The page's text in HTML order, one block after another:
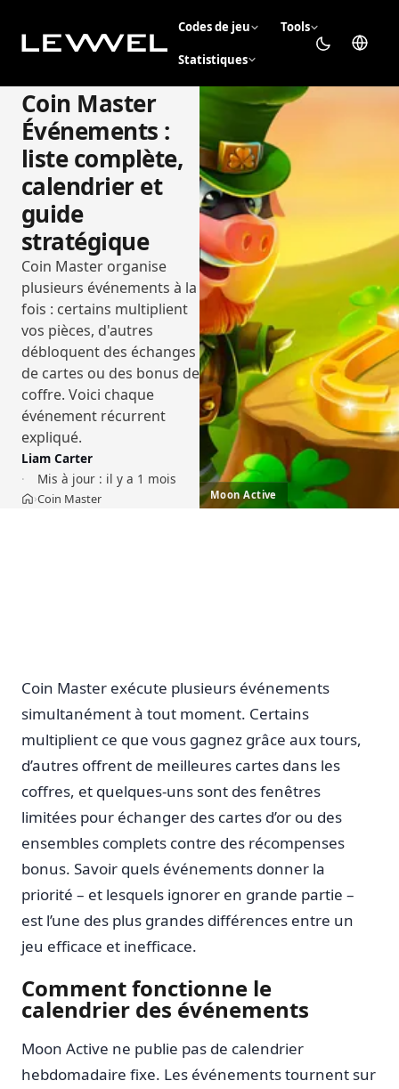
Codes de jeu Tools
Statistiques
Coin Master
Événements :
liste complète,
calendrier et
guide
stratégique
Coin Master organise
plusieurs événements à la
fois : certains multiplient
vos pièces, d'autres
débloquent des échanges
de cartes ou des bonus de
coffre. Voici chaque
événement récurrent
expliqué.
Liam Carter
Mis à jour : il y a 1 mois
Accueil
›Coin Master Moon Active
Coin Master exécute plusieurs événements
simultanément à tout moment. Certains
multiplient ce que vous gagnez grâce aux tours,
d’autres offrent de meilleures cartes dans les
coffres, et quelques-uns sont des fenêtres
limitées pour échanger des cartes d’or ou des
ensembles complets contre des récompenses
bonus. Savoir quels événements donner la
priorité – et lesquels ignorer en grande partie –
est l’une des plus grandes différences entre un
jeu efficace et inefficace.
Comment fonctionne le
calendrier des événements
Moon Active ne publie pas de calendrier
hebdomadaire fixe. Les événements tournent sur